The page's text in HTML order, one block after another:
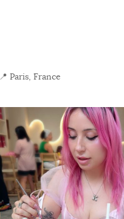
📍 Paris, France